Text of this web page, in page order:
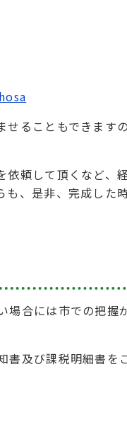
ることもできます
頼して頂くなど、
、是非、完成した
合には市での把握
及び課税明細書を